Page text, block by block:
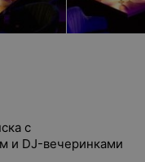
с
и DJ-вечеринками